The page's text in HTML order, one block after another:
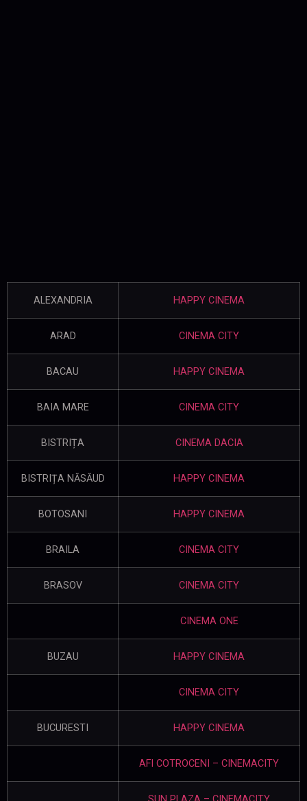
ALEXANDRIA HAPPY CINEMA
ARAD CINEMA CITY
BACAU HAPPY CINEMA
BAIA MARE CINEMA CITY
BISTRIȚA CINEMA DACIA
BISTRIȚA NĂSĂUD HAPPY CINEMA
BOTOSANI HAPPY CINEMA
BRAILA CINEMA CITY
BRASOV CINEMA CITY
CINEMA ONE
BUZAU HAPPY CINEMA
CINEMA CITY
BUCURESTI HAPPY CINEMA
AFI COTROCENI – CINEMACITY